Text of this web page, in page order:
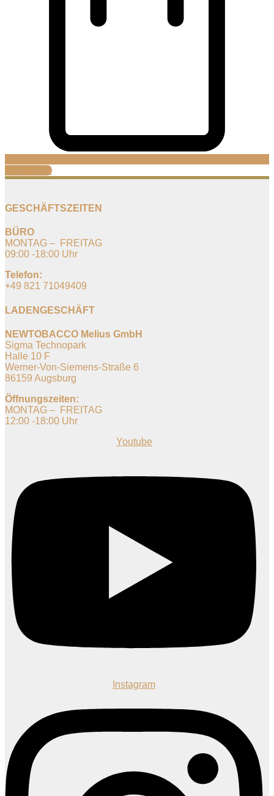
Warenkorb
GESCHÄFTSZEITEN
BÜRO
MONTAG – FREITAG
09:00 -18:00 Uhr
Telefon:
+49 821 71049409
LADENGESCHÄFT
NEWTOBACCO Melius GmbH
Sigma Technopark
Halle 10 F
Werner-Von-Siemens-Straße 6
86159 Augsburg
Öffnungszeiten:
MONTAG – FREITAG
12:00 -18:00 Uhr
Youtube
Instagram